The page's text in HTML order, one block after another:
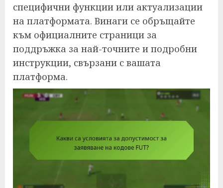
специфични функции или актуализации
на платформата. Винаги се обръщайте
към официалните страници за
поддръжка за най-точните и подробни
инструкции, свързани с вашата
платформа.